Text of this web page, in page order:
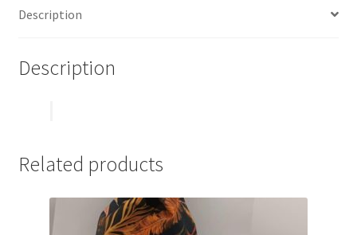
Description
Description
Related products